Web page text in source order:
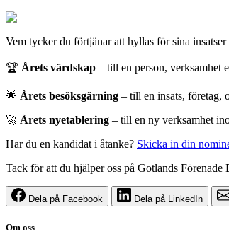
Vem tycker du förtjänar att hyllas för sina
🏆 Årets värdskap – till en person, verksamhet
🌟 Årets besöksgärning – till en insats, företag,
🚀 Årets nyetablering – till en ny verksamhet
Har du en kandidat i åtanke? Skicka in din
Tack för att du hjälper oss på Gotlands
Dela på Facebook Dela på LinkedIn
Om oss